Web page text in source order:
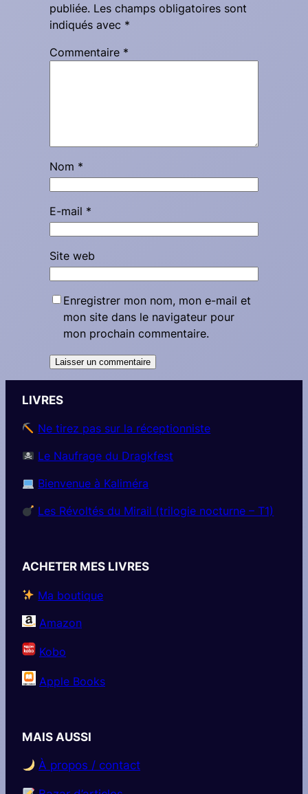
publiée. Les champs obligatoires sont
indiqués avec *
Commentaire *
Nom *
E-mail *
Site web
Enregistrer mon nom, mon e-mail et
mon site dans le navigateur pour
mon prochain commentaire.
LIVRES
Ne tirez pas sur la réceptionniste
Le Naufrage du Dragkfest
Bienvenue à Kaliméra
Les Révoltés du Mirail (trilogie nocturne – T1)
ACHETER MES LIVRES
Ma boutique
Amazon
Kobo
Apple Books
MAIS AUSSI
À propos / contact